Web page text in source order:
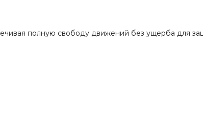
полную свободу движений без ущерба для